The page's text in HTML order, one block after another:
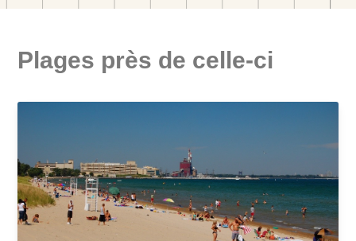
Plages près de celle-ci